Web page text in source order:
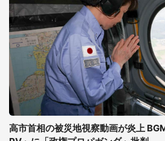
高市首相の被災地視察動画が炎上